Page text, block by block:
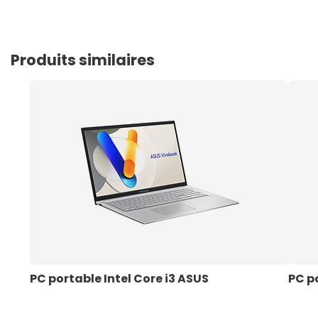
Produits similaires
PC portable Intel Core i3 ASUS PC